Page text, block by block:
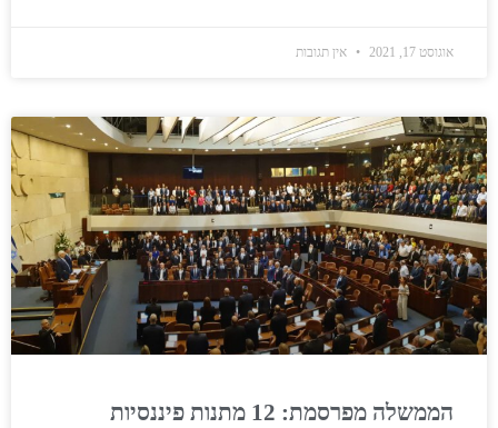
אוגוסט 17, 2021 אין תגובות
הממשלה מפרסמת: 12 מתנות פיננסיות